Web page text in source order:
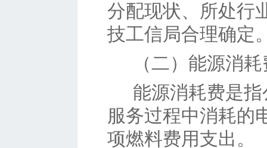
分配现状、所处行
技工信局合理确定
（二） 能源消耗
能源消耗费是
服务过程中消耗的
项燃料费用支出。